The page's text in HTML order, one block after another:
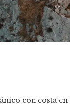
con costa